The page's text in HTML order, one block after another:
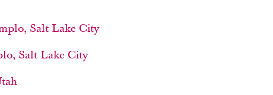
Salt Lake City
Salt Lake City